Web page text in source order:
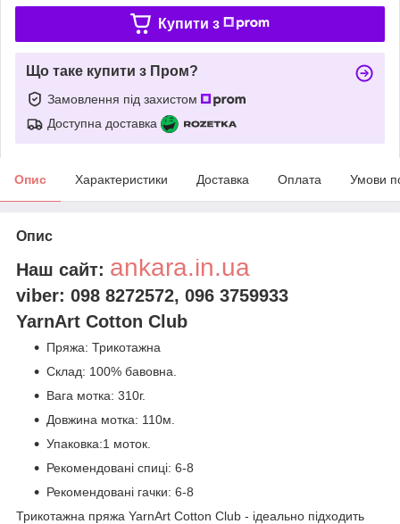
Купити з
Що таке купити з Пром?
Замовлення під захистом
Доступна доставка
Опис Характеристики Доставка Оплата Умови
Опис
Наш сайт: ankara.in.ua
viber: 098 8272572, 096 3759933
YarnArt Cotton Club
Пряжа: Трикотажна
Склад: 100% бавовна.
Вага мотка: 310г.
Довжина мотка: 110м.
Упаковка:1 моток.
Рекомендовані спиці: 6-8
Рекомендовані гачки: 6-8
Трикотажна пряжа YarnArt Cotton Club - ідеально підходить